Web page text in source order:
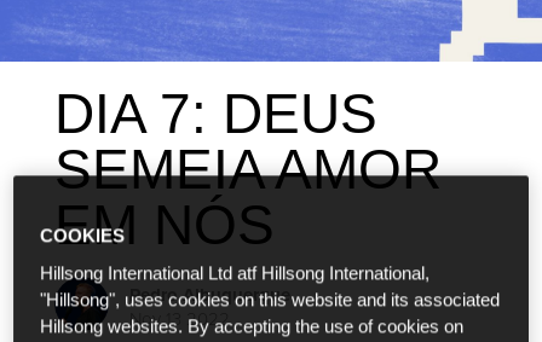
DIA 7: DEUS
SEMEIA AMOR
EM NÓS
Pedro Albuquerque
Nov 13 2022
COOKIES
Hillsong International Ltd atf Hillsong International,
"Hillsong", uses cookies on this website and its associated
Hillsong websites. By accepting the use of cookies on